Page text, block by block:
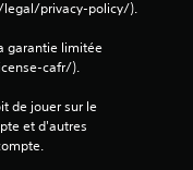
privacy-policy/).
garantie limitée
cafr/).
de jouer sur le
et d'autres